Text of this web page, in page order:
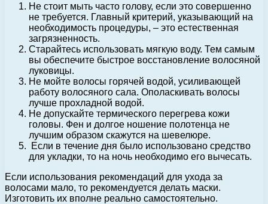
Не стоит мыть часто голову, если это совершенно
не требуется. Главный критерий, указывающий на
необходимость процедуры, – это естественная
загрязненность.
Старайтесь использовать мягкую воду. Тем самым
вы обеспечите быстрое восстановление волосяной
луковицы.
Не мойте волосы горячей водой, усиливающей
работу волосяного сала. Ополаскивать волосы
лучше прохладной водой.
Не допускайте термического перегрева кожи
головы. Фен и долгое ношение полотенца не
лучшим образом скажутся на шевелюре.
Если в течение дня было использовано средство
для укладки, то на ночь необходимо его вычесать.
Если использования рекомендаций для ухода за
волосами мало, то рекомендуется делать маски.
Изготовить их вполне реально самостоятельно.